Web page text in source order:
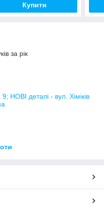
Купити
за рік
НОВІ деталі - вул. Хіміків